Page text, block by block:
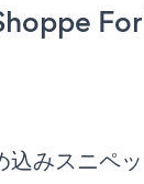
みスニペッ